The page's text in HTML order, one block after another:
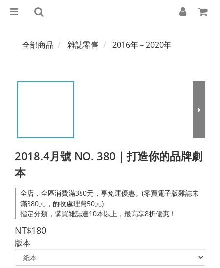
全部商品 雜誌零售 2016年－2020年
2018.4月號 NO. 380｜打造你的品牌劇
本
全店，全區消費滿380元，享免運優惠。(零買電子版雜誌未
滿380元，酌收處理費50元)
指定分類，購買雜誌達10本以上，最高享8折優惠！
NT$180
版本